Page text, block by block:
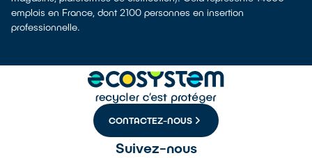
emplois en France, dont 2100 personnes en insertion
professionnelle.
CONTACTEZ-NOUS
Suivez-nous